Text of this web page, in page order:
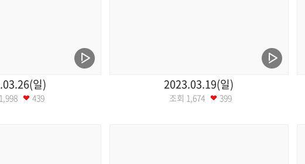
일)
1,998 439
2023.03.19(일)
조회 1,674 399